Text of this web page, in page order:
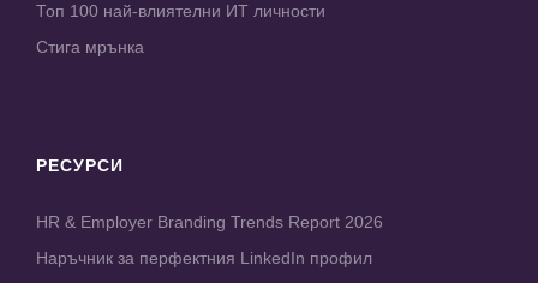
Топ 100 най-влиятелни ИТ личности
Стига мрънка
РЕСУРСИ
HR & Employer Branding Trends Report 2026
Наръчник за перфектния LinkedIn профил